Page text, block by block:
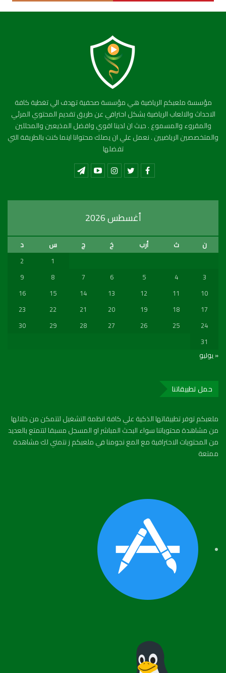
مؤسسة ملعبكم الرياضية هي مؤسسة صحفية تهدف الي تغطية كافة
الاحداث والالعاب الرياضية بشكل احترافي عن طريق تقديم المحتوي المرئي
والمقروء والمسموع . حيث ان لدينا اقوي وافضل المذيعين والمحللين
والمتخصصين الرياضيين . نعمل علي ان يصلك محتوانا اينما كنت بالطريقة التي
تفضلها
أغسطس 2026
ن ث أرب خ ج س
د
1
2
3
4
5
6
7
8
9
10
11
12
13
14
15
16
17
18
19
20
21
22
23
24
25
26
27
28
29
30
31
« يوليو
حمل تطبيقاتنا
ملعبكم توفر تطبيقاتها الذكية علي كافة انظمة التشغيل لتتمكن من خلالها
من مشاهدة محتوياتنا سواء البحث المباشر او المسجل مسبقا لتتمتع بالعديد
من المحتويات الاحترافية مع المع نجومنا في ملعبكم ز نتمني لك مشاهدة
ممتعة